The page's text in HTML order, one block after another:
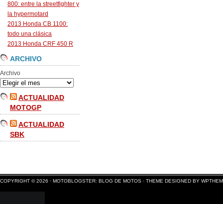
800: entre la streetfighter y
la hypermotard
2013 Honda CB 1100:
todo una clásica
2013 Honda CRF 450 R
ARCHIVO
Archivo
ACTUALIDAD
MOTOGP
ACTUALIDAD
SBK
COPYRIGHT © 2026 · MOTOBLOGSTER: BLOG DE MOTOS · THEME DESIGNED BY